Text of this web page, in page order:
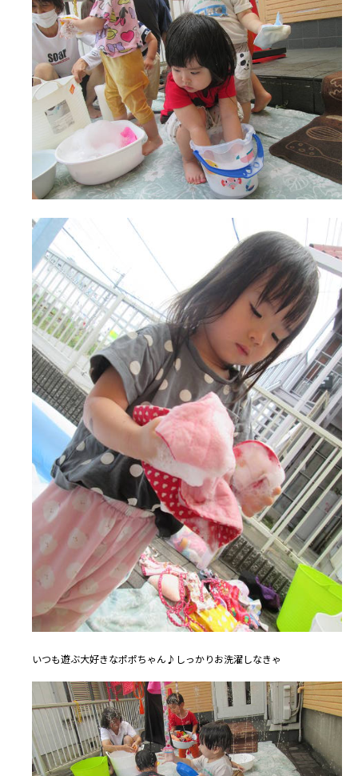
いつも遊ぶ大好きなポポちゃん♪しっかりお洗濯しなきゃ